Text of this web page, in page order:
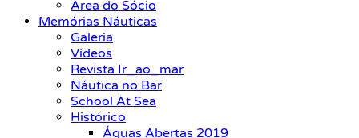
Área do Sócio
Memórias Náuticas
Galeria
Vídeos
Revista Ir_ao_mar
Náutica no Bar
School At Sea
Histórico
Águas Abertas 2019